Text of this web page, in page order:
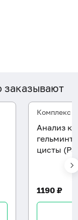
заказывают
Комплекс
Анализ
цисты
1190 ₽